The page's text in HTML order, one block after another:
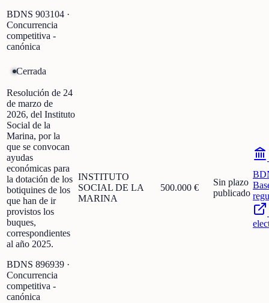
BDNS 903104 ·
Concurrencia
competitiva -
canónica
Cerrada
Resolución de 24
de marzo de
2026, del Instituto
Social de la
Marina, por la
que se convocan
ayudas
económicas para
la dotación de los
botiquines de los
que han de ir
provistos los
buques,
correspondientes
al año 2025.
BDNS 896939 ·
Concurrencia
competitiva -
canónica
INSTITUTO
SOCIAL DE LA
MARINA
500.000 €
Sin plazo
publicado